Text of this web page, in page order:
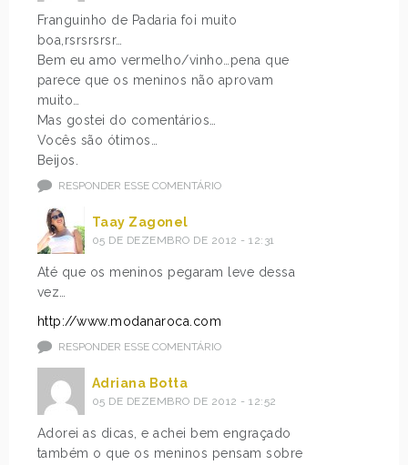
Franguinho de Padaria foi muito
boa,rsrsrsrsr…
Bem eu amo vermelho/vinho…pena que
parece que os meninos não aprovam
muito…
Mas gostei do comentários…
Vocês são ótimos…
Beijos.
RESPONDER ESSE COMENTÁRIO
Taay Zagonel
05 DE DEZEMBRO DE 2012 - 12:31
Até que os meninos pegaram leve dessa
vez…
http://www.modanaroca.com
RESPONDER ESSE COMENTÁRIO
Adriana Botta
05 DE DEZEMBRO DE 2012 - 12:52
Adorei as dicas, e achei bem engraçado
também o que os meninos pensam sobre